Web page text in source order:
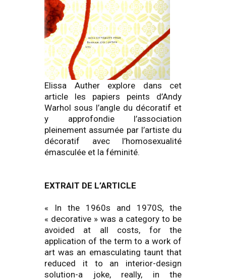
Elissa Auther explore dans cet
article les papiers peints d’Andy
Warhol sous l’angle du décoratif et
y approfondie l’association
pleinement assumée par l’artiste du
décoratif avec l’homosexualité
émasculée et la féminité.
EXTRAIT DE L’ARTICLE
« In the 1960s and 1970S, the
« decorative » was a category to be
avoided at all costs, for the
application of the term to a work of
art was an emasculating taunt that
reduced it to an interior-design
solution-a joke, really, in the